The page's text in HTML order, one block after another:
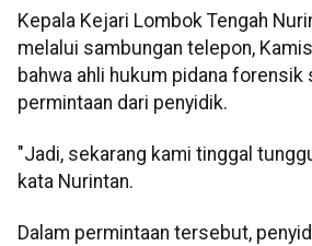
Kepala Kejari Lombok Tengah
melalui sambungan telepon,
bahwa ahli hukum pidana forensik
permintaan dari penyidik.
"Jadi, sekarang kami tinggal
kata Nurintan.
Dalam permintaan tersebut,